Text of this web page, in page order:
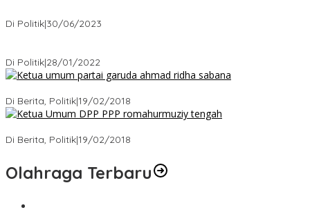
Di Politik|30/06/2023
Di Politik|28/01/2022
Di Berita, Politik|19/02/2018
Di Berita, Politik|19/02/2018
Olahraga Terbaru